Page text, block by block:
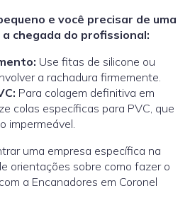
e você precisar de uma
chegada do profissional:
Use fitas de silicone ou
a rachadura firmemente.
Para colagem definitiva em
colas específicas para PVC, que
impermeável.
uma empresa específica na
orientações sobre como fazer o
a Encanadores em Coronel